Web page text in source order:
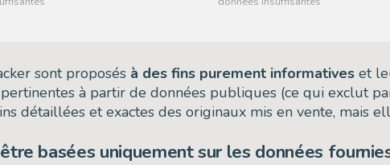
sont proposés à des fins purement informatives et
à partir de données publiques (ce qui exclut
détaillées et exactes des originaux mis en vente, mais
être basées uniquement sur les données